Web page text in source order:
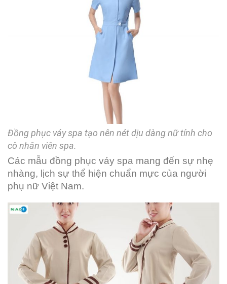
Đồng phục váy spa tạo nên nét dịu dàng nữ tính cho
cô nhân viên spa.
Các mẫu đồng phục váy spa mang đến sự nhẹ
nhàng, lịch sự thể hiện chuẩn mực của người
phụ nữ Việt Nam.